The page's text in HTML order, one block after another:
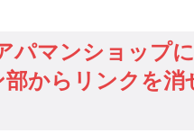
パマンショップ
からリンクを